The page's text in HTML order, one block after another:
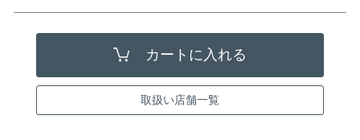
取扱い店舗一覧